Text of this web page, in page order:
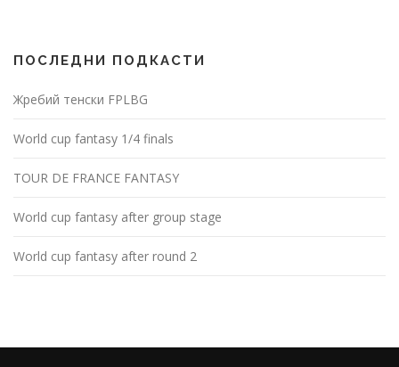
ПОСЛЕДНИ ПОДКАСТИ
Жребий тенски FPLBG
World cup fantasy 1/4 finals
TOUR DE FRANCE FANTASY
World cup fantasy after group stage
World cup fantasy after round 2